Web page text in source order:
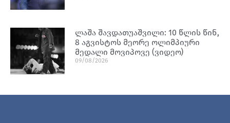
ლაშა შავდათუაშვილი: 10 წლის წინ,
8 აგვისტოს მეორე ოლიმპიური
მედალი მოვიპოვე (ვიდეო)
09/08/2026